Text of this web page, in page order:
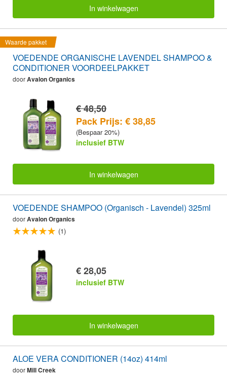
In winkelwagen
Waarde pakket
VOEDENDE ORGANISCHE LAVENDEL SHAMPOO &
CONDITIONER VOORDEELPAKKET
doorAvalon Organics
€ 48,50
Pack Prijs: € 38,85
(Bespaar 20%)
inclusief BTW
In winkelwagen
VOEDENDE SHAMPOO (Organisch - Lavendel) 325ml
doorAvalon Organics
(1)
€ 28,05
inclusief BTW
In winkelwagen
ALOE VERA CONDITIONER (14oz) 414ml
doorMill Creek